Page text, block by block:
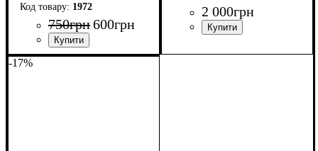
1972
750грн600грн
Стать: Унісекс
Виробник: Mikasa
Колір: Синій
2 000грн
-17%